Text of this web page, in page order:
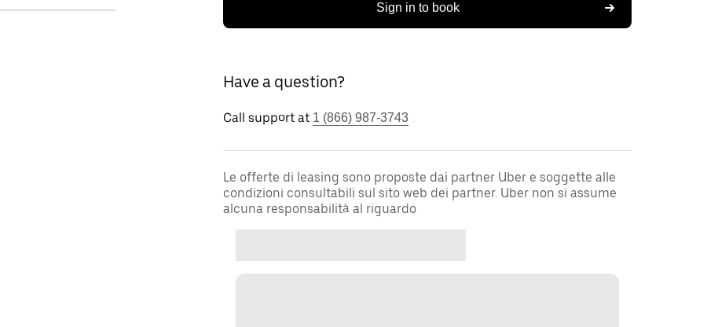
Sign in to book
Have a question?
Call support at 1 (866) 987-3743
Le offerte di leasing sono proposte dai partner Uber e soggette alle
condizioni consultabili sul sito web dei partner. Uber non si assume
alcuna responsabilità al riguardo